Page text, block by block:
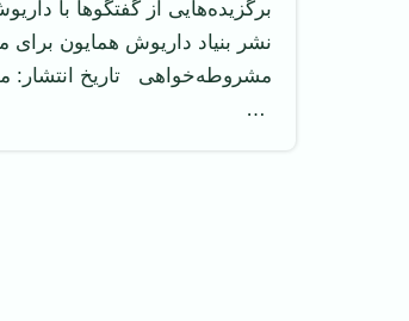
برگزیده‌هایی از گفتگوها با
نشر بنیاد داریوش همایون برای
‌ …